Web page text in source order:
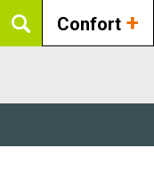
Confort +